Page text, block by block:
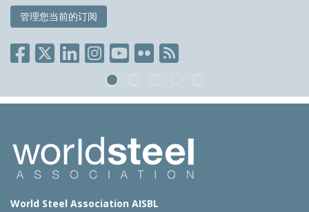
管理您当前的订阅
World Steel Association AISBL